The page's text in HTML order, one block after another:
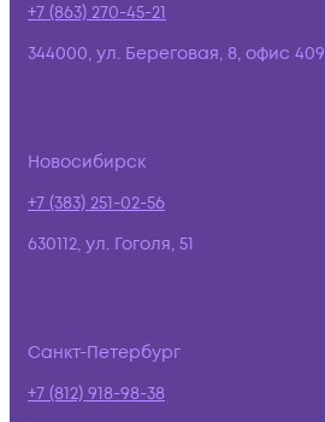
+7 (863) 270-45-21
344000, ул. Береговая, 8, офис 409
Новосибирск
+7 (383) 251-02-56
630112, ул. Гоголя, 51
Санкт-Петербург
+7 (812) 918-98-38